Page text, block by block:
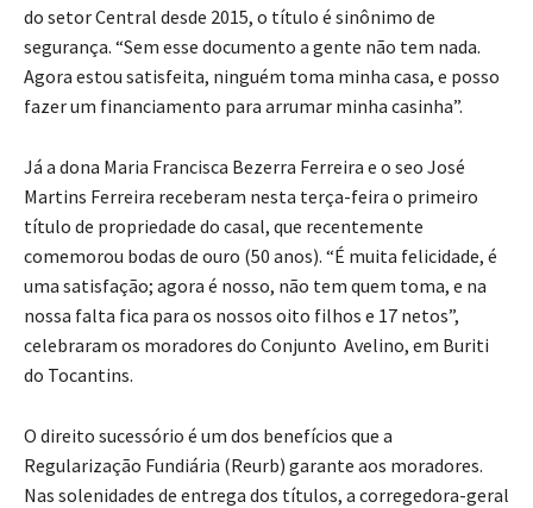
do setor Central desde 2015, o título é sinônimo de
segurança. “Sem esse documento a gente não tem nada.
Agora estou satisfeita, ninguém toma minha casa, e posso
fazer um financiamento para arrumar minha casinha”.
Já a dona Maria Francisca Bezerra Ferreira e o seo José
Martins Ferreira receberam nesta terça-feira o primeiro
título de propriedade do casal, que recentemente
comemorou bodas de ouro (50 anos). “É muita felicidade, é
uma satisfação; agora é nosso, não tem quem toma, e na
nossa falta fica para os nossos oito filhos e 17 netos”,
celebraram os moradores do Conjunto Avelino, em Buriti
do Tocantins.
O direito sucessório é um dos benefícios que a
Regularização Fundiária (Reurb) garante aos moradores.
Nas solenidades de entrega dos títulos, a corregedora-geral